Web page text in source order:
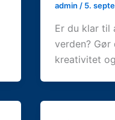
admin / 5.
Er du klar til
verden?
kreativitet